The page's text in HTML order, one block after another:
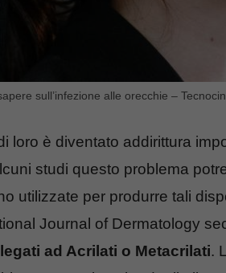
sull’infezione alle orecchie –
loro è diventato addirittura
studi questo problema
utilizzate per produrre tali
Journal of Dermatology
ad Acrilati o Metacrilati.